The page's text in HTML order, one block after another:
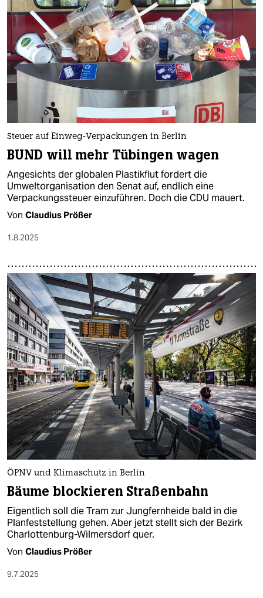
Steuer auf Einweg-Verpackungen in Berlin
BUND will mehr Tübingen wagen
Angesichts der globalen Plastikflut fordert die
Umweltorganisation den Senat auf, endlich eine
Verpackungssteuer einzuführen. Doch die CDU mauert.
Von Claudius Prößer
1.8.2025
ÖPNV und Klimaschutz in Berlin
Bäume blockieren Straßenbahn
Eigentlich soll die Tram zur Jungfernheide bald in die
Planfeststellung gehen. Aber jetzt stellt sich der Bezirk
Charlottenburg-Wilmersdorf quer.
Von Claudius Prößer
9.7.2025